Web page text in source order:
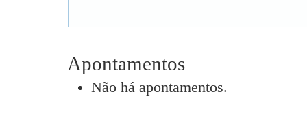
Apontamentos
Não há apontamentos.